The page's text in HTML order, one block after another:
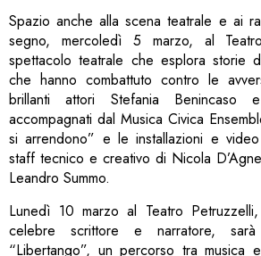
Spazio anche alla scena teatrale e ai
segno, mercoledì 5 marzo, al
spettacolo teatrale che esplora storie
che hanno combattuto contro le
brillanti attori Stefania Benincaso
accompagnati dal Musica Civica
si arrendono” e le installazioni e
staff tecnico e creativo di Nicola
Leandro Summo.
Lunedì 10 marzo al Teatro
celebre scrittore e narratore,
“Libertango”, un percorso tra musica